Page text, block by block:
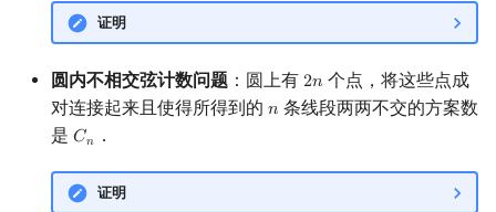
回文树
序列自动机
最小表示法
Lyndon 分解
二次剩余
阶 & 原根
离散对数
高次剩余 & 单位根
可持久化数据结构
树套树
K-D Tree
动态树
欧拉图
哈密顿图
二分图
平面图
Kahan 求和
珂朵莉树/颜色段均摊
空间优化简介
证明
圆内不相交弦计数问题 ：圆上有 2𝑛
2n 个点，将这些点成
对连接起来且使得所得到的 𝑛
n 条线段两两不交的方案数
是 𝐶𝑛
Cn ．
证明